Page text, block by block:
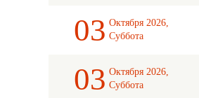
03 Октября 2026,
Суббота
03 Октября 2026,
Суббота